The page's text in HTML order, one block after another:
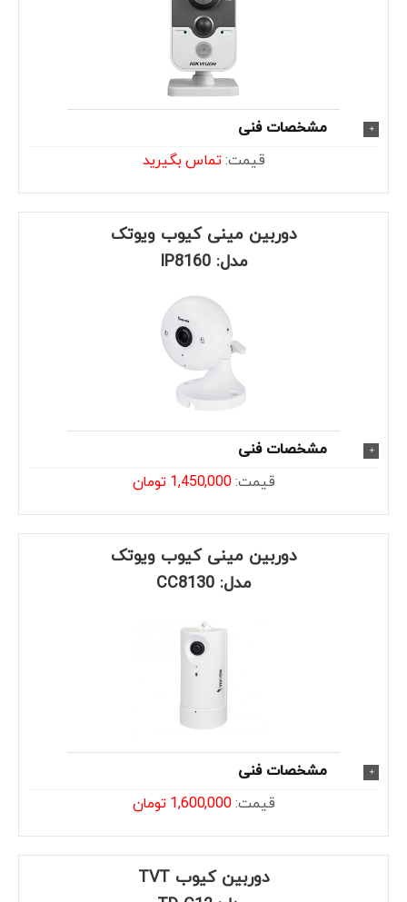
مشخصات فنی
قیمت:تماس بگیرید
دوربین مینی کیوب ویوتک
مدل: IP8160
مشخصات فنی
قیمت:1,450,000 تومان
دوربین مینی کیوب ویوتک
مدل: CC8130
مشخصات فنی
قیمت:1,600,000 تومان
دوربین کیوب TVT